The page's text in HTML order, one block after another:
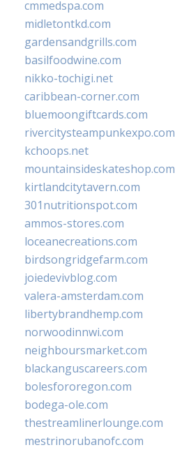
cmmedspa.com
midletontkd.com
gardensandgrills.com
basilfoodwine.com
nikko-tochigi.net
caribbean-corner.com
bluemoongiftcards.com
rivercitysteampunkexpo.com
kchoops.net
mountainsideskateshop.com
kirtlandcitytavern.com
301nutritionspot.com
ammos-stores.com
loceanecreations.com
birdsongridgefarm.com
joiedevivblog.com
valera-amsterdam.com
libertybrandhemp.com
norwoodinnwi.com
neighboursmarket.com
blackanguscareers.com
bolesfororegon.com
bodega-ole.com
thestreamlinerlounge.com
mestrinorubanofc.com